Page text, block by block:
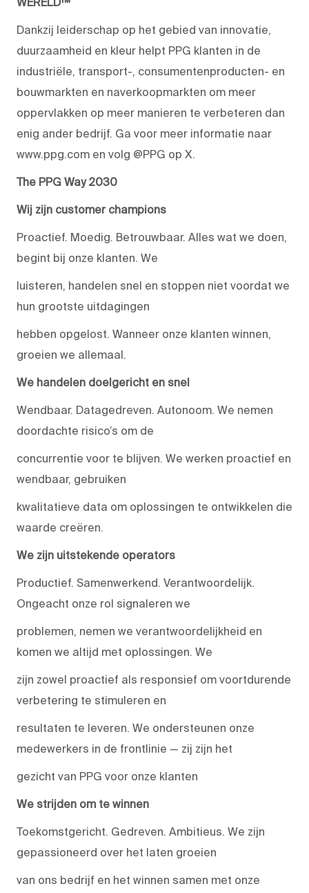
Dankzij leiderschap op het gebied van innovatie,
duurzaamheid en kleur helpt PPG klanten in de
industriële, transport-, consumentenproducten- en
bouwmarkten en naverkoopmarkten om meer
oppervlakken op meer manieren te verbeteren dan
enig ander bedrijf. Ga voor meer informatie naar
www.ppg.com en volg @PPG op X.
The PPG Way 2030
Wij zijn customer champions
Proactief. Moedig. Betrouwbaar. Alles wat we doen,
begint bij onze klanten. We
luisteren, handelen snel en stoppen niet voordat we
hun grootste uitdagingen
hebben opgelost. Wanneer onze klanten winnen,
groeien we allemaal.
We handelen doelgericht en snel
Wendbaar. Datagedreven. Autonoom. We nemen
doordachte risico’s om de
concurrentie voor te blijven. We werken proactief en
wendbaar, gebruiken
kwalitatieve data om oplossingen te ontwikkelen die
waarde creëren.
We zijn uitstekende operators
Productief. Samenwerkend. Verantwoordelijk.
Ongeacht onze rol signaleren we
problemen, nemen we verantwoordelijkheid en
komen we altijd met oplossingen. We
zijn zowel proactief als responsief om voortdurende
verbetering te stimuleren en
resultaten te leveren. We ondersteunen onze
medewerkers in de frontlinie — zij zijn het
gezicht van PPG voor onze klanten
We strijden om te winnen
Toekomstgericht. Gedreven. Ambitieus. We zijn
gepassioneerd over het laten groeien
van ons bedrijf en het winnen samen met onze